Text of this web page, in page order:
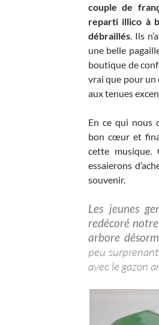
couple de
reparti illico à
débraillés. Ils
une belle
boutique de
vrai que pour un
aux tenues
En ce qui nous
bon cœur et
cette musique.
essaierons
souvenir.
Les jeunes
redécoré
arbore
peu
avec le gazon